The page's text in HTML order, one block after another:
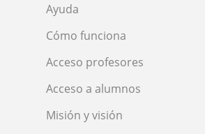
Ayuda
Cómo funciona
Acceso profesores
Acceso a alumnos
Misión y visión